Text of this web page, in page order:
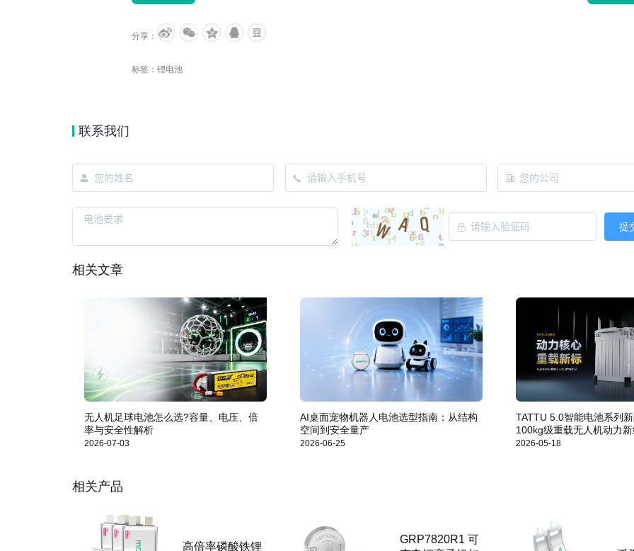
分享：
标签： 锂电池
联系我们
提
相关文章
无人机足球电池怎么选?容量、电压、倍
率与安全性解析
2026-07-03
AI桌面宠物机器人电池选型指南：从结构
空间到安全量产
2026-06-25
TATTU 5.0智能电池系列
100kg级重载无人机动力
2026-05-18
相关产品
高倍率磷酸铁锂
GRP7820R1 可